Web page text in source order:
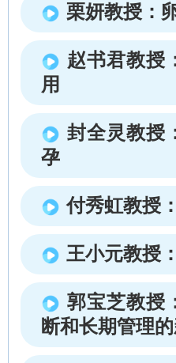
栗妍教授：
赵书君教授
用
封全灵教授
孕
付秀虹教授
王小元教授
郭宝芝教授
断和长期管理